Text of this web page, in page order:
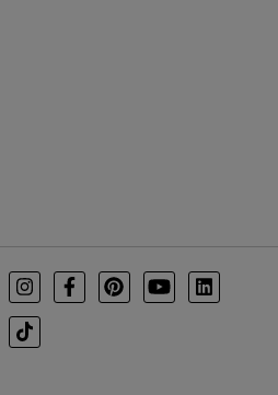
InstagramFacebookPinterest
YoutubeLinkedIn
TikTok